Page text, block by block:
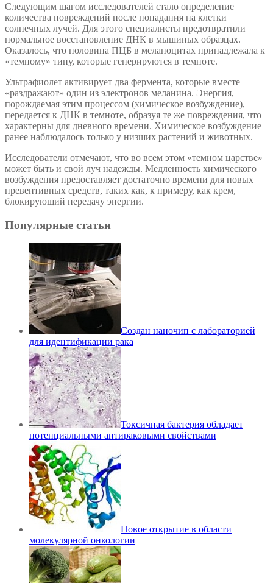
Следующим шагом исследователей стало определение
количества повреждений после попадания на клетки
солнечных лучей. Для этого специалисты предотвратили
нормальное восстановление ДНК в мышиных образцах.
Оказалось, что половина ПЦБ в меланоцитах принадлежала к
«темному» типу, которые генерируются в темноте.
Ультрафиолет активирует два фермента, которые вместе
«раздражают» один из электронов меланина. Энергия,
порождаемая этим процессом (химическое возбуждение),
передается к ДНК в темноте, образуя те же повреждения, что
характерны для дневного времени. Химическое возбуждение
ранее наблюдалось только у низших растений и животных.
Исследователи отмечают, что во всем этом «темном царстве»
может быть и свой луч надежды. Медленность химического
возбуждения предоставляет достаточно времени для новых
превентивных средств, таких как, к примеру, как крем,
блокирующий передачу энергии.
Популярные статьи
Создан наночип с лабораторией
для идентификации рака
Токсичная бактерия обладает
потенциальными антираковыми свойствами
Новое открытие в области
молекулярной онкологии